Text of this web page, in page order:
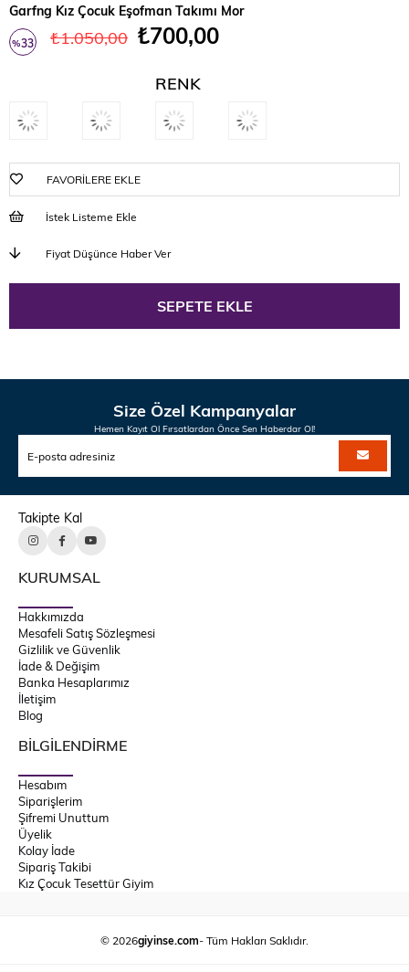
Garfng Kız Çocuk Eşofman Takımı Mor
%33 ₺1.050,00 ₺700,00
RENK
FAVORILERE EKLE
İstek Listeme Ekle
Fiyat Düşünce Haber Ver
Size Özel Kampanyalar
Hemen Kayıt Ol Fırsatlardan Önce Sen Haberdar Ol!
Takipte Kal
KURUMSAL
Hakkımızda
Mesafeli Satış Sözleşmesi
Gizlilik ve Güvenlik
İade & Değişim
Banka Hesaplarımız
İletişim
Blog
BİLGİLENDİRME
Hesabım
Siparişlerim
Şifremi Unuttum
Üyelik
Kolay İade
Sipariş Takibi
Kız Çocuk Tesettür Giyim
© 2026giyinse.com- Tüm Hakları Saklıdır.